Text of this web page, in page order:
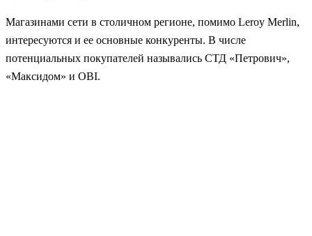
Магазинами сети в столичном регионе, помимо Leroy Merlin,
интересуются и ее основные конкуренты. В числе
потенциальных покупателей назывались СТД «Петрович»,
«Максидом» и OBI.